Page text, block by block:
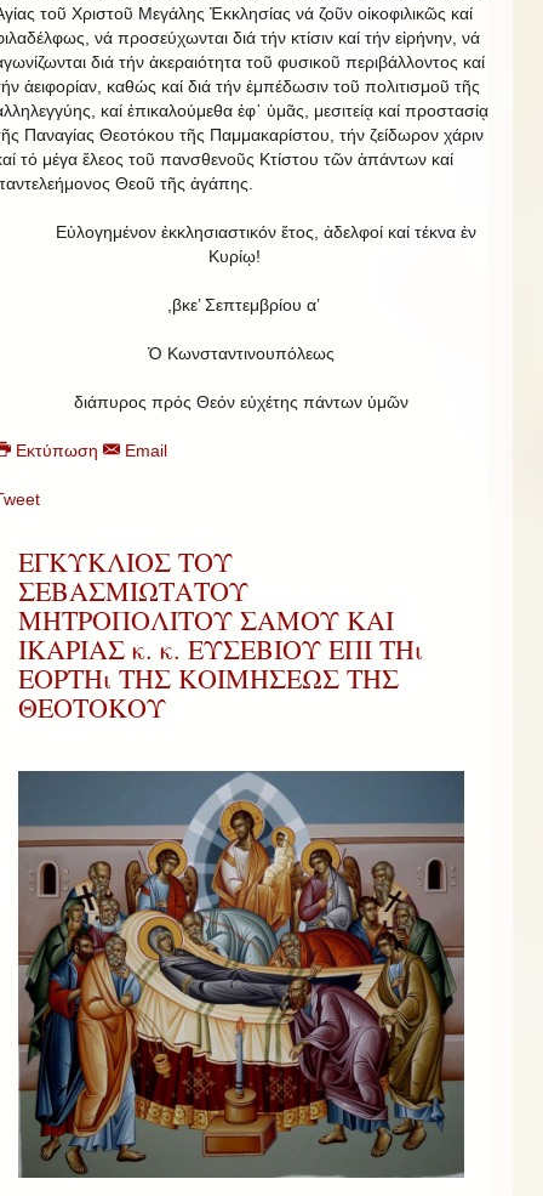
τοῦ Χριστοῦ Μεγάλης Ἐκκλησίας νά ζοῦν οἰκοφιλικῶς καί
νά προσεύχωνται διά τήν κτίσιν καί τήν εἰρήνην, νά
διά τήν ἀκεραιότητα τοῦ φυσικοῦ περιβάλλοντος καί
ἀειφορίαν, καθώς καί διά τήν ἐμπέδωσιν τοῦ πολιτισμοῦ τῆς
καί ἐπικαλούμεθα ἐφ᾿ ὑμᾶς, μεσιτείᾳ καί προστασίᾳ
Παναγίας Θεοτόκου τῆς Παμμακαρίστου, τήν ζείδωρον χάριν
τό μέγα ἔλεος τοῦ πανσθενοῦς Κτίστου τῶν ἁπάντων καί
Θεοῦ τῆς ἀγάπης.
Εὐλογημένον ἐκκλησιαστικόν ἔτος, ἀδελφοί καί τέκνα ἐν
Κυρίῳ!
,βκε’ Σεπτεμβρίου α’
Ὁ Κωνσταντινουπόλεως
διάπυρος πρός Θεόν εὐχέτης πάντων ὑμῶν
Εκτύπωση Email
ΕΓΚΥΚΛΙΟΣ ΤΟΥ
ΣΕΒΑΣΜΙΩΤΑΤΟΥ
ΜΗΤΡΟΠΟΛΙΤΟΥ ΣΑΜΟΥ ΚΑΙ
ΙΚΑΡΙΑΣ κ. κ. ΕΥΣΕΒΙΟΥ ΕΠΙ ΤΗι
ΕΟΡΤΗι ΤΗΣ ΚΟΙΜΗΣΕΩΣ ΤΗΣ
ΘΕΟΤΟΚΟΥ